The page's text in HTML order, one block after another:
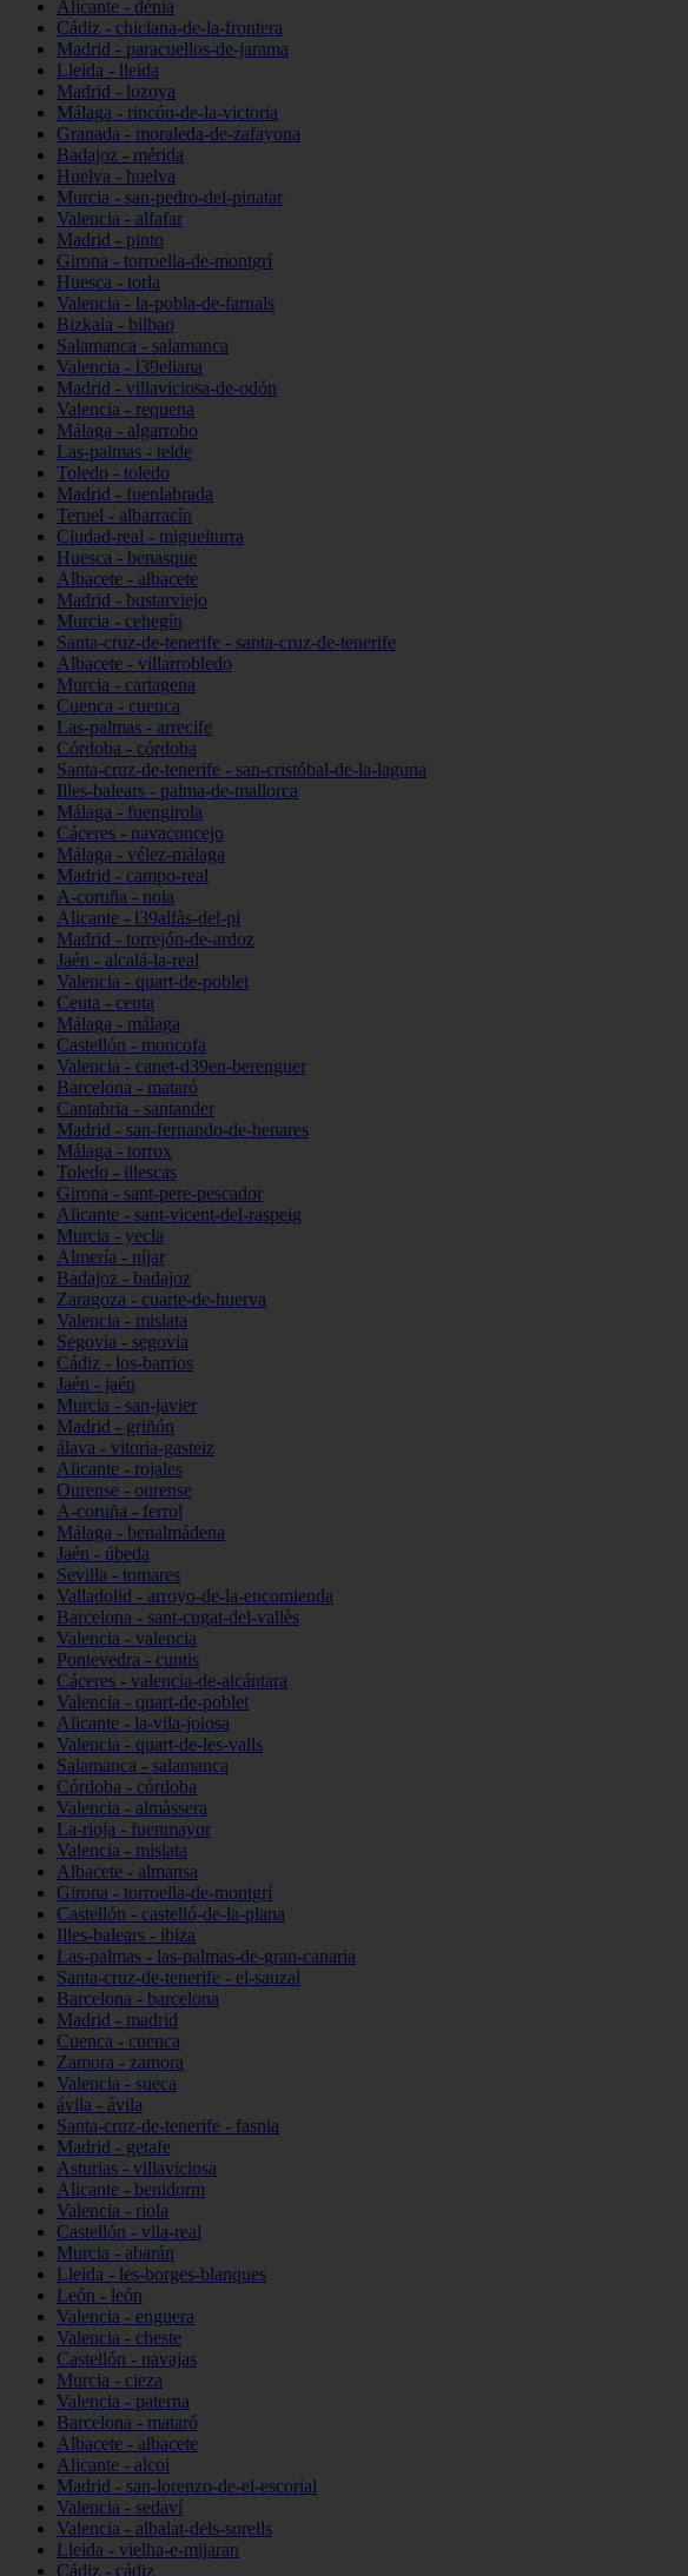
Alicante - dénia
Cádiz - chiclana-de-la-frontera
Madrid - paracuellos-de-jarama
Lleida - lleida
Madrid - lozoya
Málaga - rincón-de-la-victoria
Granada - moraleda-de-zafayona
Badajoz - mérida
Huelva - huelva
Murcia - san-pedro-del-pinatar
Valencia - alfafar
Madrid - pinto
Girona - torroella-de-montgrí
Huesca - torla
Valencia - la-pobla-de-farnals
Bizkaia - bilbao
Salamanca - salamanca
Valencia - l39eliana
Madrid - villaviciosa-de-odón
Valencia - requena
Málaga - algarrobo
Las-palmas - telde
Toledo - toledo
Madrid - fuenlabrada
Teruel - albarracín
Ciudad-real - miguelturra
Huesca - benasque
Albacete - albacete
Madrid - bustarviejo
Murcia - cehegín
Santa-cruz-de-tenerife - santa-cruz-de-tenerife
Albacete - villarrobledo
Murcia - cartagena
Cuenca - cuenca
Las-palmas - arrecife
Córdoba - córdoba
Santa-cruz-de-tenerife - san-cristóbal-de-la-laguna
Illes-balears - palma-de-mallorca
Málaga - fuengirola
Cáceres - navaconcejo
Málaga - vélez-málaga
Madrid - campo-real
A-coruña - noia
Alicante - l39alfàs-del-pi
Madrid - torrejón-de-ardoz
Jaén - alcalá-la-real
Valencia - quart-de-poblet
Ceuta - ceuta
Málaga - málaga
Castellón - moncofa
Valencia - canet-d39en-berenguer
Barcelona - mataró
Cantabria - santander
Madrid - san-fernando-de-henares
Málaga - torrox
Toledo - illescas
Girona - sant-pere-pescador
Alicante - sant-vicent-del-raspeig
Murcia - yecla
Almería - níjar
Badajoz - badajoz
Zaragoza - cuarte-de-huerva
Valencia - mislata
Segovia - segovia
Cádiz - los-barrios
Jaén - jaén
Murcia - san-javier
Madrid - griñón
álava - vitoria-gasteiz
Alicante - rojales
Ourense - ourense
A-coruña - ferrol
Málaga - benalmádena
Jaén - úbeda
Sevilla - tomares
Valladolid - arroyo-de-la-encomienda
Barcelona - sant-cugat-del-vallès
Valencia - valencia
Pontevedra - cuntis
Cáceres - valencia-de-alcántara
Valencia - quart-de-poblet
Alicante - la-vila-joiosa
Valencia - quart-de-les-valls
Salamanca - salamanca
Córdoba - córdoba
Valencia - almàssera
La-rioja - fuenmayor
Valencia - mislata
Albacete - almansa
Girona - torroella-de-montgrí
Castellón - castelló-de-la-plana
Illes-balears - ibiza
Las-palmas - las-palmas-de-gran-canaria
Santa-cruz-de-tenerife - el-sauzal
Barcelona - barcelona
Madrid - madrid
Cuenca - cuenca
Zamora - zamora
Valencia - sueca
ávila - ávila
Santa-cruz-de-tenerife - fasnia
Madrid - getafe
Asturias - villaviciosa
Alicante - benidorm
Valencia - riola
Castellón - vila-real
Murcia - abarán
Lleida - les-borges-blanques
León - león
Valencia - enguera
Valencia - cheste
Castellón - navajas
Murcia - cieza
Valencia - paterna
Barcelona - mataró
Albacete - albacete
Alicante - alcoi
Madrid - san-lorenzo-de-el-escorial
Valencia - sedaví
Valencia - albalat-dels-sorells
Lleida - vielha-e-mijaran
Cádiz - cádiz